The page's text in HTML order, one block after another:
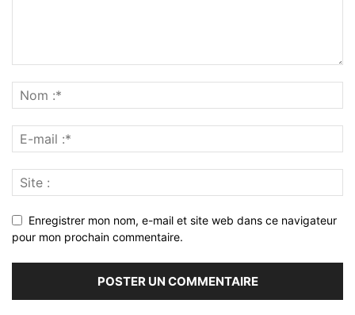
Enregistrer mon nom, e-mail et site web dans ce navigateur
pour mon prochain commentaire.